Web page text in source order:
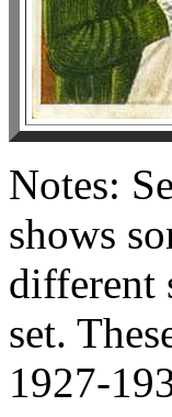
Notes:
shows
different
set.
1927-